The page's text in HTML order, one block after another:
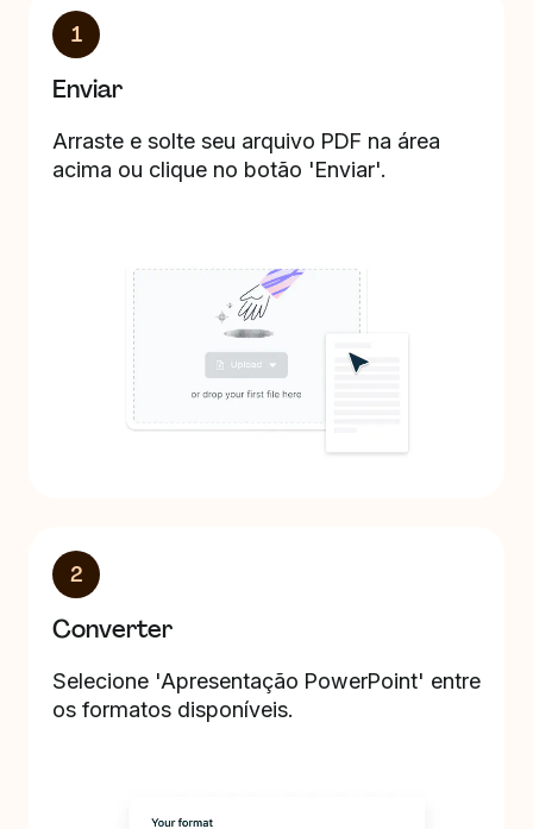
1
Enviar
Arraste e solte seu arquivo PDF na área
acima ou clique no botão 'Enviar'.
2
Converter
Selecione 'Apresentação PowerPoint' entre
os formatos disponíveis.